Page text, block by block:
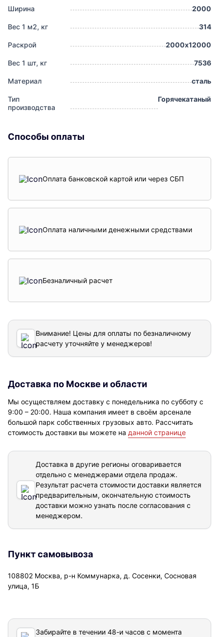
Ширина 2000
Вес 1 м2, кг 314
Раскрой 2000х12000
Вес 1 шт, кг 7536
Материал сталь
Тип
производства
Горячекатаный
Способы оплаты
Оплата банковской картой или через СБП
Оплата наличными денежными средствами
Безналичный расчет
Внимание! Цены для оплаты по безналичному
расчету уточняйте у менеджеров!
Доставка по Москве и области
Мы осуществляем доставку с понедельника по субботу с
9:00 – 20:00. Наша компания имеет в своём арсенале
большой парк собственных грузовых авто. Рассчитать
стоимость доставки вы можете на данной странице
Доставка в другие регионы оговаривается
отдельно с менеджерами отдела продаж.
Результат расчета стоимости доставки является
предварительным, окончательную стоимость
доставки можно узнать после согласования с
менеджером.
Пункт самовывоза
108802 Москва, р-н Коммунарка, д. Сосенки, Сосновая
улица, 1Б
Забирайте в течении 48-и часов с момента